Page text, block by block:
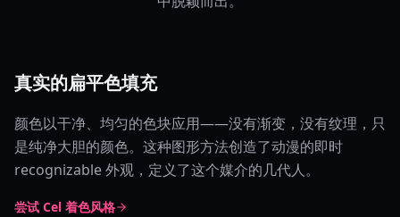
真实的扁平色填充
颜色以干净、均匀的色块应用——没有渐变，没有纹理，只
是纯净大胆的颜色。这种图形方法创造了动漫的即时
recognizable 外观，定义了这个媒介的几代人。
尝试 Cel 着色风格